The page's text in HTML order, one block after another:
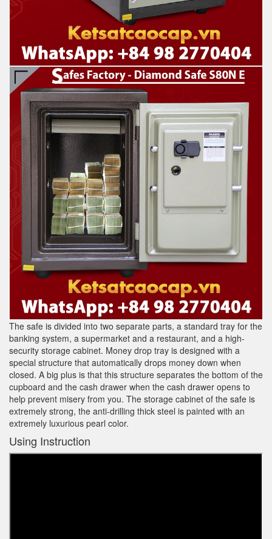
The safe is divided into two separate parts, a standard tray for the
banking system, a supermarket and a restaurant, and a high-
security storage cabinet. Money drop tray is designed with a
special structure that automatically drops money down when
closed. A big plus is that this structure separates the bottom of the
cupboard and the cash drawer when the cash drawer opens to
help prevent misery from you. The storage cabinet of the safe is
extremely strong, the anti-drilling thick steel is painted with an
extremely luxurious pearl color.
Using Instruction